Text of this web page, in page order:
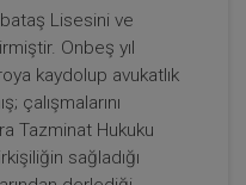
İş Hukuku Kongresi
Lisesini ve
Onbeş yıl
kaydolup avukatlık
çalışmalarını
Tazminat Hukuku
sağladığı